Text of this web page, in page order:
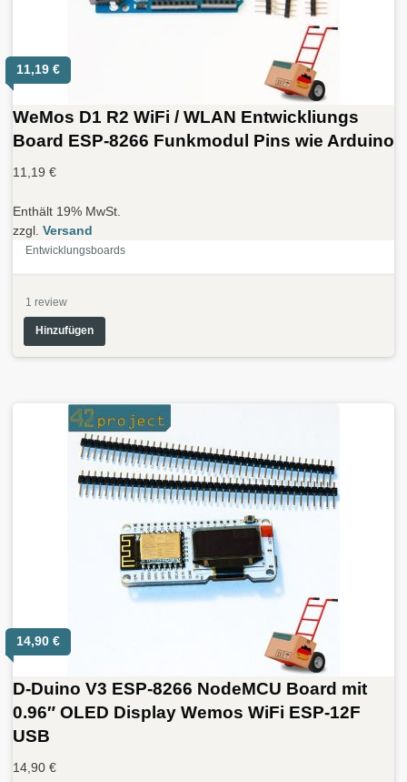
11,19 €
WeMos D1 R2 WiFi / WLAN Entwickliungs
Board ESP-8266 Funkmodul Pins wie Arduino
11,19 €
Enthält 19% MwSt.
zzgl. Versand
Entwicklungsboards
1 review
Hinzufügen
14,90 €
D-Duino V3 ESP-8266 NodeMCU Board mit
0.96″ OLED Display Wemos WiFi ESP-12F
USB
14,90 €